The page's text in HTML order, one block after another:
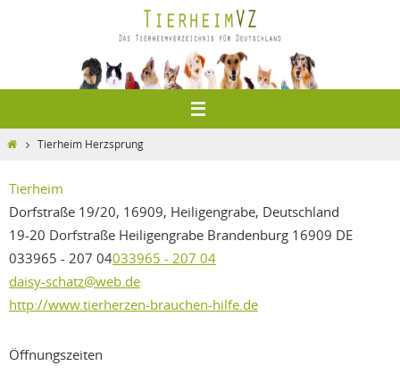
HomeTierheim Herzsprung
Tierheim
Dorfstraße 19/20, 16909, Heiligengrabe, Deutschland
19-20 Dorfstraße Heiligengrabe Brandenburg 16909 DE
033965 - 207 04033965 - 207 04
daisy-schatz@web.de
http://www.tierherzen-brauchen-hilfe.de
Öffnungszeiten